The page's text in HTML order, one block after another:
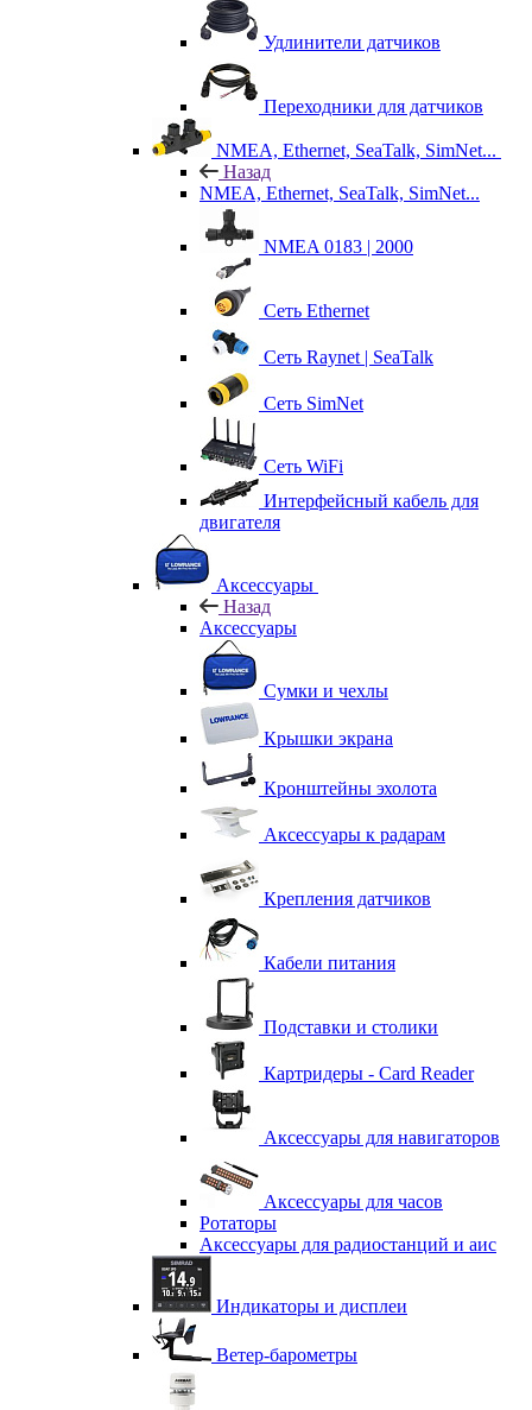
Удлинители датчиков
Переходники для датчиков
NMEA, Ethernet, SeaTalk, SimNet...
Назад
NMEA, Ethernet, SeaTalk, SimNet...
NMEA 0183 | 2000
Сеть Ethernet
Сеть Raynet | SeaTalk
Сеть SimNet
Сеть WiFi
Интерфейсный кабель для
двигателя
Аксессуары
Назад
Аксессуары
Сумки и чехлы
Крышки экрана
Кронштейны эхолота
Аксессуары к радарам
Крепления датчиков
Кабели питания
Подставки и столики
Картридеры - Card Reader
Аксессуары для навигаторов
Аксессуары для часов
Ротаторы
Аксессуары для радиостанций и аис
Индикаторы и дисплеи
Ветер-барометры